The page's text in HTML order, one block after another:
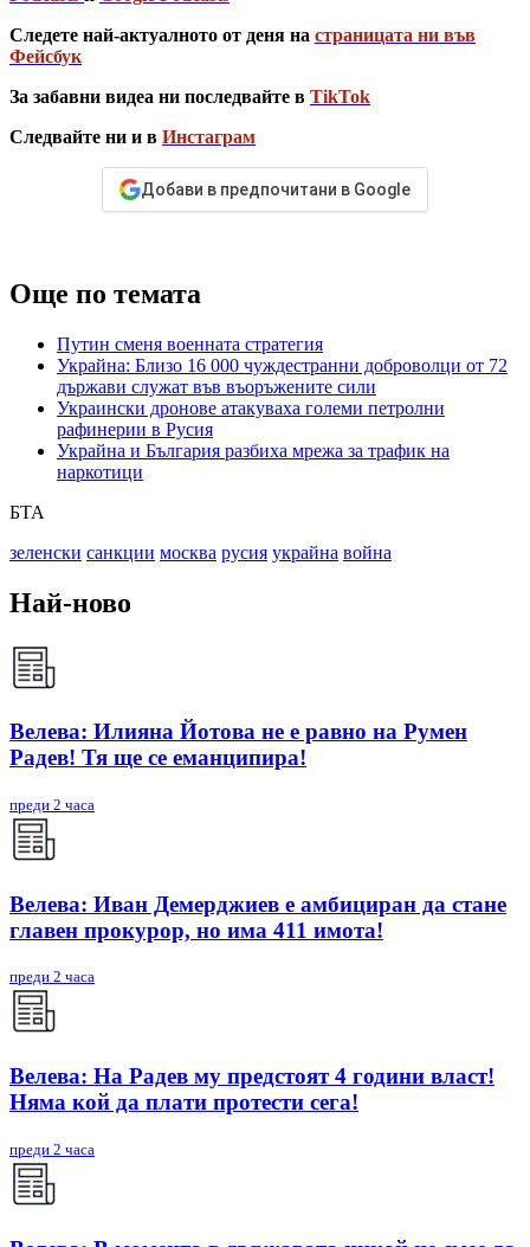
Следете най-актуалното от деня на страницата ни във
Фейсбук
За забавни видеа ни последвайте в TikTok
Следвайте ни и в Инстаграм
Добави в предпочитани в Google
Още по темата
Путин сменя военната стратегия
Украйна: Близо 16 000 чуждестранни доброволци от 72
държави служат във въоръжените сили
Украински дронове атакуваха големи петролни
рафинерии в Русия
Украйна и България разбиха мрежа за трафик на
наркотици
БТА
зеленски санкции москва русия украйна война
Най-ново
Велева: Илияна Йотова не е равно на Румен
Радев! Тя ще се еманципира!
преди 2 часа
Велева: Иван Демерджиев е амбициран да стане
главен прокурор, но има 411 имота!
преди 2 часа
Велева: На Радев му предстоят 4 години власт!
Няма кой да плати протести сега!
преди 2 часа